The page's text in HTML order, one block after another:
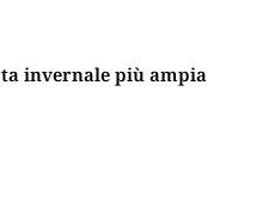
invernale più ampia